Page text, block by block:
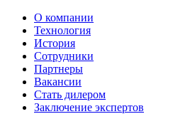
О компании
Технология
История
Сотрудники
Партнеры
Вакансии
Стать дилером
Заключение экспертов